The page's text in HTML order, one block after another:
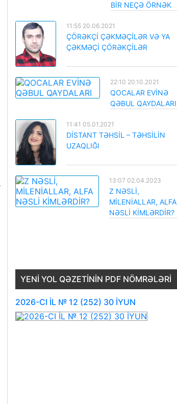
BİR NEÇƏ ÖRNƏK
11:55 20.06.2021
ÇÖRƏKÇİ ÇƏKMƏÇİLƏR VƏ YA
ÇƏKMƏÇİ ÇÖRƏKÇİLƏR
22:10 20.10.2021
QOCALAR EVİNƏ
QƏBUL QAYDALARI
11:41 05.01.2021
DİSTANT TƏHSİL – TƏHSİLİN
UZAQLIĞI
13:07 02.04.2023
Z NƏSLİ,
MİLENİALLAR, ALFA
NƏSLİ KİMLƏRDİR?
YENI YOL QƏZETININ PDF NÖMRƏLƏRI
2026-CI İL № 12 (252) 30 İYUN